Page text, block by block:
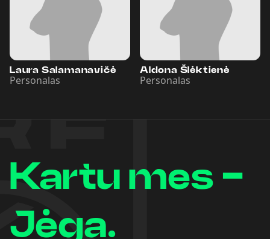
Laura Salamanavičė
Personalas
Aldona Šlėktienė
Personalas
Kartu mes -
Jėga.